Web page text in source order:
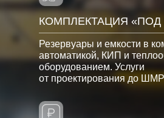
Резервуары и емкости в
автоматикой, КИП и
оборудованием. Услуги
от проектирования до
КОМПЛЕКТАЦИЯ «ПОД